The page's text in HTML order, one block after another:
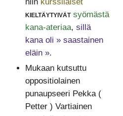
niin kurssilaiset
kieltäytyivät syömästä
kana-ateriaa, sillä
kana oli » saastainen
eläin ».
Mukaan kutsuttu
oppositiolainen
punaupseeri Pekka (
Petter ) Vartiainen